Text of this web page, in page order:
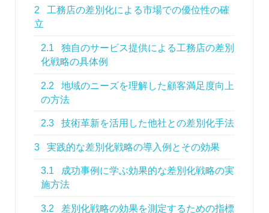
2
工務店の差別化による市場での優位性の確
立
2.1
独自のサービス提供による工務店の差別
化戦略の具体例
2.2
地域のニーズを理解した顧客満足度向上
の方法
2.3 技術革新を活用した他社との差別化手法
3 実践的な差別化戦略の導入例とその効果
3.1
成功事例に学ぶ効果的な差別化戦略の実
施方法
3.2
差別化戦略の効果を測定するための指標